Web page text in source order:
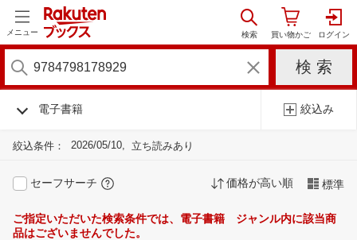
メニュー
電子書籍 絞込み
絞込条件： 2026/05/10 立ち読みあり
セーフサーチ 価格が高い順 標準
ご指定いただいた検索条件では、電子書籍 ジャンル内に該当商
品はございませんでした。